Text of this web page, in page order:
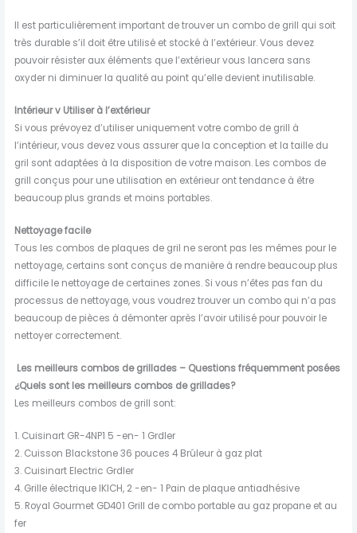
Il est particulièrement important de trouver un combo de grill qui soit
très durable s’il doit être utilisé et stocké à l’extérieur. Vous devez
pouvoir résister aux éléments que l’extérieur vous lancera sans
oxyder ni diminuer la qualité au point qu’elle devient inutilisable.
Intérieur v Utiliser à l’extérieur
Si vous prévoyez d’utiliser uniquement votre combo de grill à
l’intérieur, vous devez vous assurer que la conception et la taille du
gril sont adaptées à la disposition de votre maison. Les combos de
grill conçus pour une utilisation en extérieur ont tendance à être
beaucoup plus grands et moins portables.
Nettoyage facile
Tous les combos de plaques de gril ne seront pas les mêmes pour le
nettoyage, certains sont conçus de manière à rendre beaucoup plus
difficile le nettoyage de certaines zones. Si vous n’êtes pas fan du
processus de nettoyage, vous voudrez trouver un combo qui n’a pas
beaucoup de pièces à démonter après l’avoir utilisé pour pouvoir le
nettoyer correctement.
Les meilleurs combos de grillades – Questions fréquemment posées
¿Quels sont les meilleurs combos de grillades?
Les meilleurs combos de grill sont:
1. Cuisinart GR-4NP1 5 -en- 1 Grdler
2. Cuisson Blackstone 36 pouces 4 Brûleur à gaz plat
3. Cuisinart Electric Grdler
4. Grille électrique IKICH, 2 -en- 1 Pain de plaque antiadhésive
5. Royal Gourmet GD401 Grill de combo portable au gaz propane et au
fer